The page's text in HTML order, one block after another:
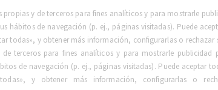
actúen con la mayor eficacia posible, debes
y la cirugía son una mala combinación. El
de tu cuerpo.
y de terceros para fines analíticos y para mostrarle
hábitos de navegación (p. ej., páginas visitadas). Puede
todas», y obtener más información, configurarlas o
terceros para fines analíticos y para mostrarle publicidad
de navegación (p. ej., páginas visitadas). Puede aceptar
y obtener más información, configurarlas o